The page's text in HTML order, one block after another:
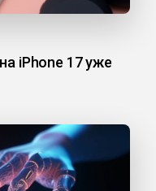
iPhone 17 уже